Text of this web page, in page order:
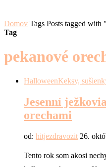
Domov Tags Posts tagged with
Tag
pekanové
HalloweenKeksy,
Jesenní
orechami
od: hitjezdravozit 26.
Tento rok som akosi